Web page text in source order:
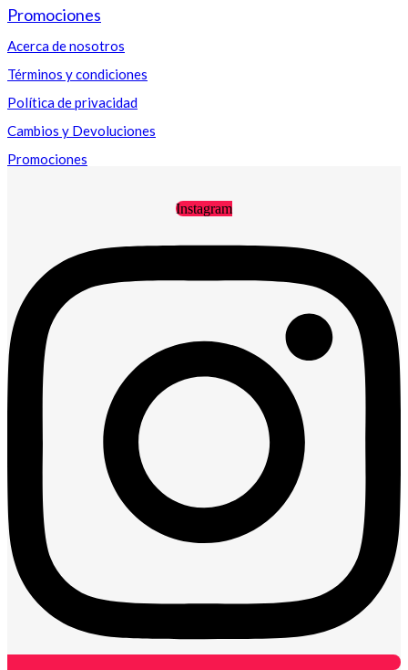
Promociones
Acerca de nosotros
Términos y condiciones
Política de privacidad
Cambios y Devoluciones
Promociones
Instagram